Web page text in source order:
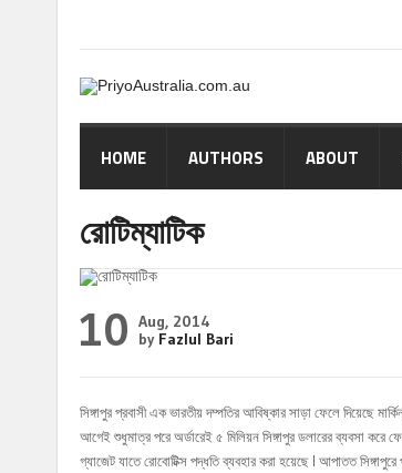
HOME AUTHORS ABOUT
রোটিম্যাটিক
10 Aug, 2014
by Fazlul Bari
সিঙ্গাপুর প্রবাসী এক ভারতীয় দম্পতির আবিষ্কার সাড়া ফেলে দিয়েছে
আগেই শুধুমাত্র পরে অর্ডারেই ৫ মিলিয়ন সিঙ্গাপুর ডলারের ব্যবসা করে
গ্যাজেট যাতে রোবোটিক্স পদ্ধতি ব্যবহার করা হয়েছে l আপাতত